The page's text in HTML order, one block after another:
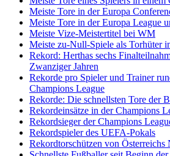
Meiste Tore in der Europa
Meiste Tore in der Europa League
Meiste Vize-Meistertitel bei WM
Meiste zu-Null-Spiele als Torhüter
Rekord: Herthas sechs
Zwanziger Jahren
Rekorde pro Spieler und Trainer
Champions League
Rekorde: Die schnellsten Tore der
Rekordeinsätze in der Champions
Rekordsieger der Champions
Rekordspieler des UEFA-Pokals
Rekordtorschützen von Österreichs